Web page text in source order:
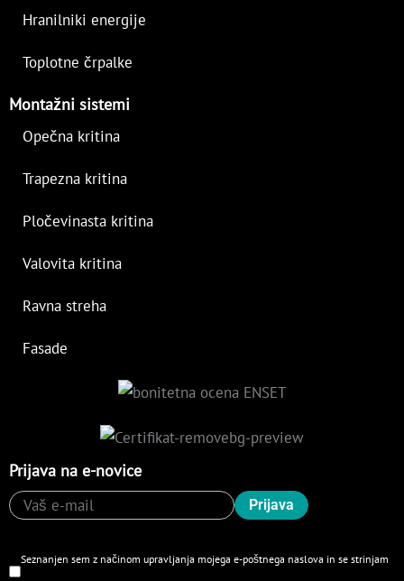
Hranilniki energije
Toplotne črpalke
Montažni sistemi
Opečna kritina
Trapezna kritina
Pločevinasta kritina
Valovita kritina
Ravna streha
Fasade
Prijava na e-novice
Seznanjen sem z načinom upravljanja mojega e-poštnega naslova in se strinjam